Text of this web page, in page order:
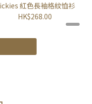
紅色長袖格紋恤衫
HK$268.00